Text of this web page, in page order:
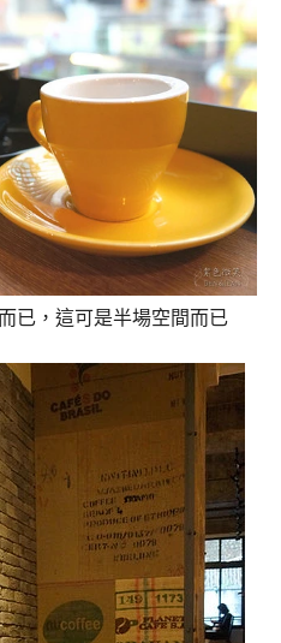
已，這可是半場空間而已